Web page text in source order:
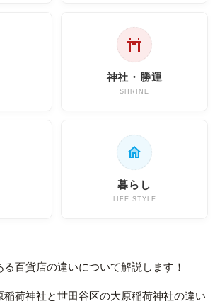
神社・勝運
SHRINE
暮らし
LIFE STYLE
ション
る百貨店の違いについて解説します！
稲荷神社と世田谷区の大原稲荷神社の違い